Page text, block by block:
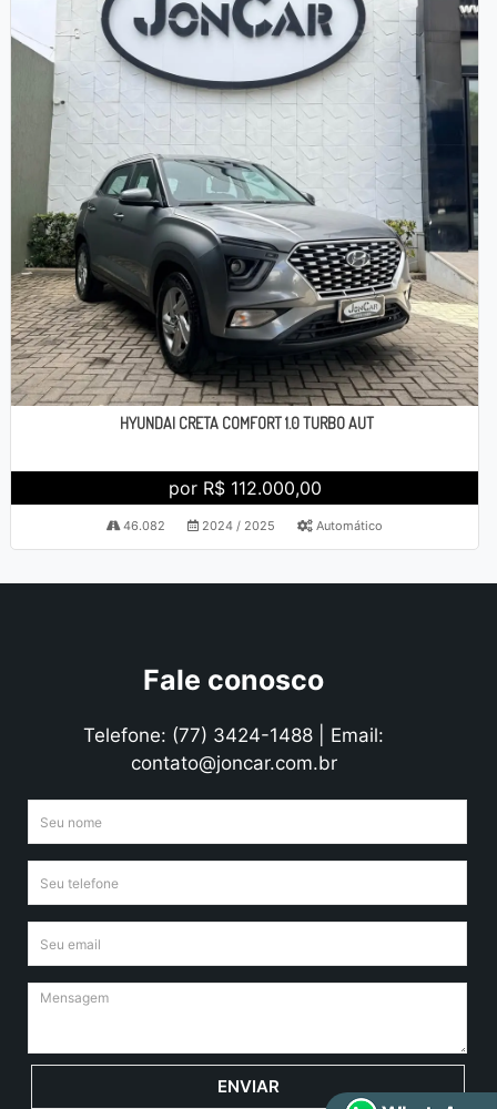
HYUNDAI CRETA COMFORT 1.0 TURBO AUT
por R$ 112.000,00
46.082 2024 / 2025 Automático
Fale conosco
Telefone: (77) 3424-1488 | Email:
contato@joncar.com.br
ENVIAR